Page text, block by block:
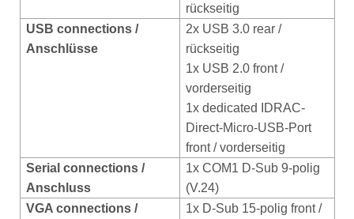
rückseitig
USB connections /
Anschlüsse
2x USB 3.0 rear /
rückseitig
1x USB 2.0 front /
vorderseitig
1x dedicated IDRAC-
Direct-Micro-USB-Port
front / vorderseitig
Serial connections /
Anschluss
1x COM1 D-Sub 9-polig
(V.24)
VGA connections /
1x D-Sub 15-polig front /